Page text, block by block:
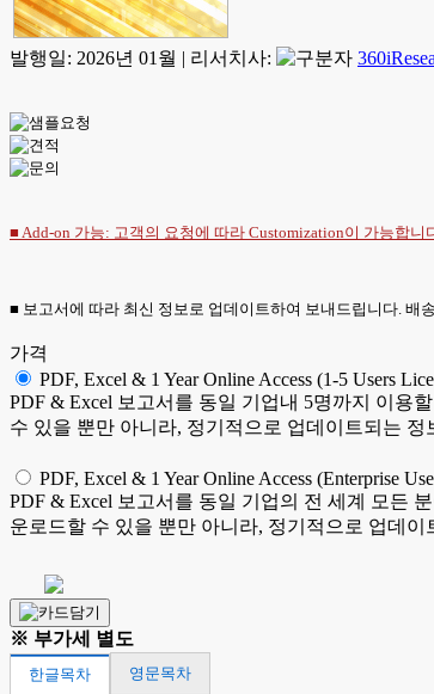
발행일: 2026년 01월 | 리서치사:
■ Add-on 가능: 고객의 요청에 따라 Customization이 가능합니
■ 보고서에 따라 최신 정보로 업데이트하여 보내드립니다. 배
가격
PDF, Excel & 1 Year Online Access (1-5 Users
PDF & Excel 보고서를 동일 기업내 5명까지 이용
수 있을 뿐만 아니라, 정기적으로 업데이트되는 정
PDF, Excel & 1 Year Online Access (Enterprise
PDF & Excel 보고서를 동일 기업의 전 세계 모든
운로드할 수 있을 뿐만 아니라, 정기적으로 업데
※ 부가세 별도
한글목차
영문목차